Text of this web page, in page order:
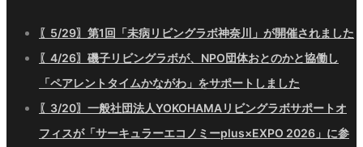
〖5/29〗第1回「未病リビングラボ神奈川」が開催されました
〖4/26〗磯子リビングラボが、NPO団体おとのかと協働し
「ペアレントタイムかながわ」をサポートしました
〖3/20〗一般社団法人YOKOHAMAリビングラボサポートオ
フィスが「サーキュラーエコノミーplus×EXPO 2026」に参